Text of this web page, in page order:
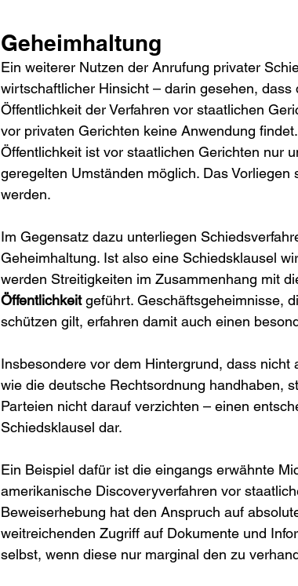
Geheimhaltung
Ein weiterer Nutzen der Anrufung privater
wirtschaftlicher Hinsicht – darin gesehen,
Öffentlichkeit der Verfahren vor staatlichen
vor privaten Gerichten keine Anwendung
Öffentlichkeit ist vor staatlichen Gerichten nur
geregelten Umständen möglich. Das
werden.
Im Gegensatz dazu unterliegen
Geheimhaltung. Ist also eine Schiedsklausel
werden Streitigkeiten im Zusammenhang mit
Öffentlichkeit geführt. Geschäftsgeheimnisse,
schützen gilt, erfahren damit auch einen
Insbesondere vor dem Hintergrund, dass
wie die deutsche Rechtsordnung handhaben,
Parteien nicht darauf verzichten – einen
Schiedsklausel dar.
Ein Beispiel dafür ist die eingangs erwähnte
amerikanische Discoveryverfahren vor
Beweiserhebung hat den Anspruch auf
weitreichenden Zugriff auf Dokumente und
selbst, wenn diese nur marginal den zu